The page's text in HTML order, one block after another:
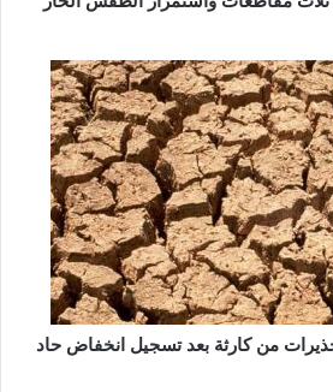
من كارثة بعد تسجيل انخفاض حاد